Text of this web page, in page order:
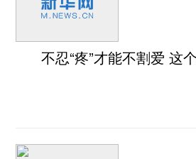
不忍“疼”才能不割爱 这